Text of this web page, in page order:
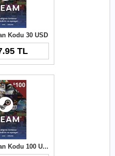
Kodu 30 USD
TL
Steam Cüzdan Kodu 100 USD